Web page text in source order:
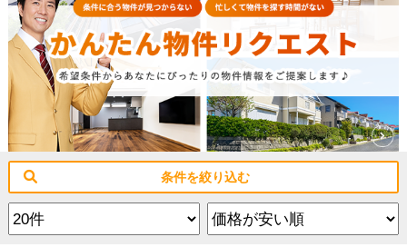
条件を絞り込む